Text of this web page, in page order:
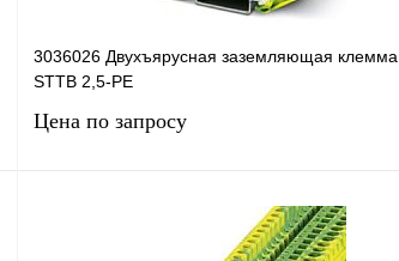
3036026 Двухъярусная заземляющая клемма
STTB 2,5-PE
Цена по запросу
Запросить цену